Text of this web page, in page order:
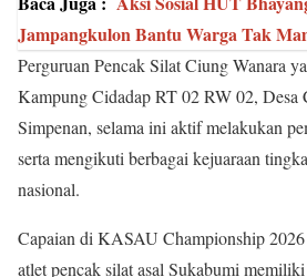
Jampangkulon Bantu Warga Tak
Perguruan Pencak Silat Ciung Wanara
Kampung Cidadap RT 02 RW 02, Desa
Simpenan, selama ini aktif melakukan
serta mengikuti berbagai kejuaraan
nasional.
Capaian di KASAU Championship
atlet pencak silat asal Sukabumi